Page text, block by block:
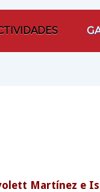
Martínez e